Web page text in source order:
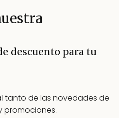
descuento para tu
tanto de las novedades de
promociones.